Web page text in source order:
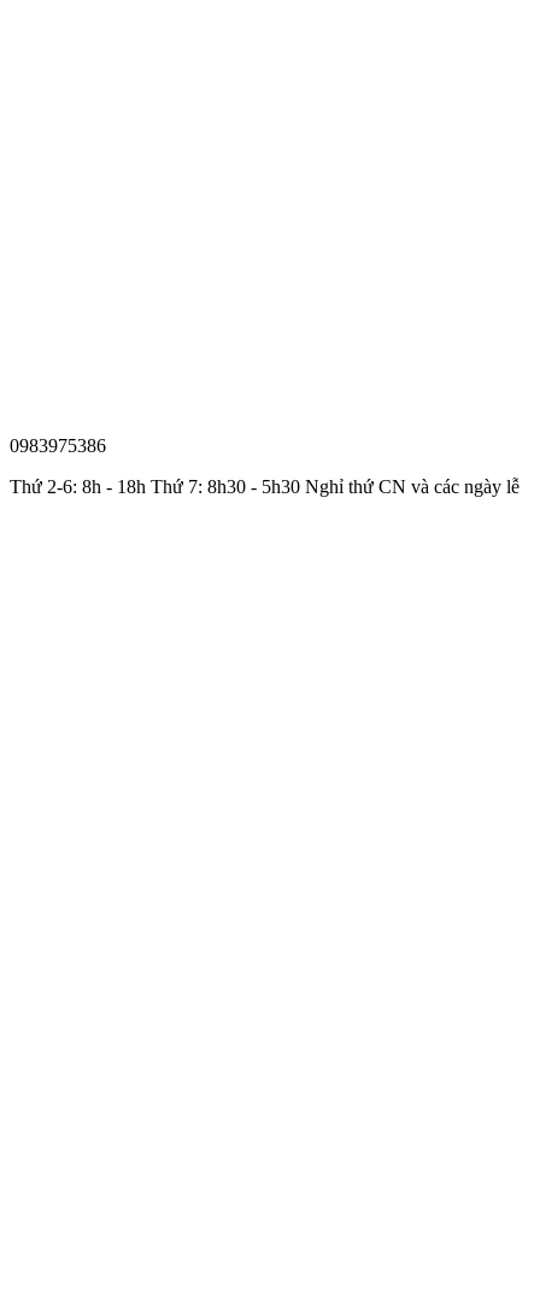
0983975386
Thứ 2-6: 8h - 18h Thứ 7: 8h30 - 5h30 Nghỉ thứ CN và các ngày lễ